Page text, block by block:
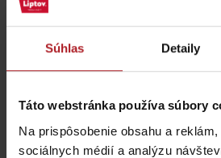
Súhlas Detaily
Táto webstránka používa súbory
Na prispôsobenie obsahu a
sociálnych médií a analýzu
Jánošíkova koliba
Liptovská Osada